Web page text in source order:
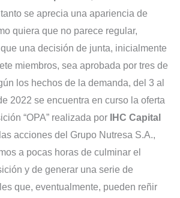
se aprecia una apariencia de
quiera que no parece regular,
una decisión de junta, inicialmente
miembros, sea aprobada por tres de
los hechos de la demanda, del 3 al
2022 se encuentra en curso la oferta
“OPA” realizada por
IHC Capital
acciones del Grupo Nutresa S.A.,
a pocas horas de culminar el
y de generar una serie de
que, eventualmente, pueden reñir